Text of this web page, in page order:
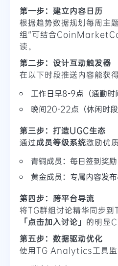
第一步：建立内容日历
根据趋势数据规划每周主
组"可结合
读。
第二步：设计互动触发器
在以下时段推送内容能获
工作日早8-9点（通勤时
晚间20-22点（休闲时段
第三步：打造UGC生态
通过成员等级系统激励优
青铜成员：每日签到奖励
黄金成员：专属内容发
第四步：跨平台导流
将TG群组讨论精华同步
「点击加入讨论」 的明显
第五步：数据驱动优化
使用TG Analytics工具监